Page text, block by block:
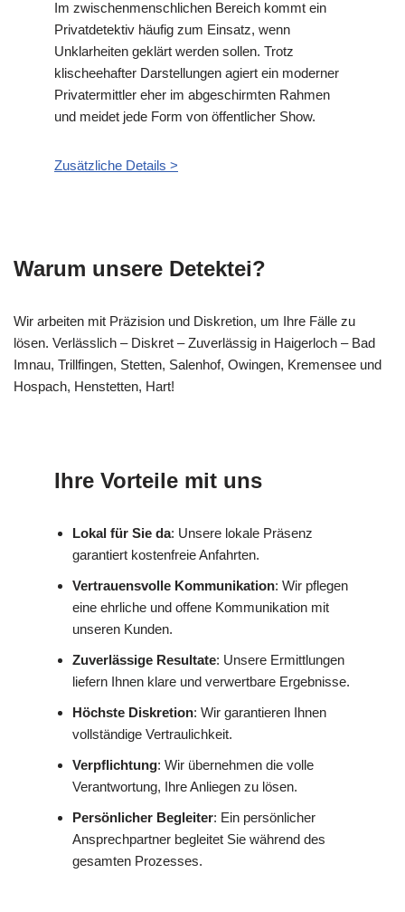
Im zwischenmenschlichen Bereich kommt ein
Privatdetektiv häufig zum Einsatz, wenn
Unklarheiten geklärt werden sollen. Trotz
klischeehafter Darstellungen agiert ein moderner
Privatermittler eher im abgeschirmten Rahmen
und meidet jede Form von öffentlicher Show.
Zusätzliche Details >
Warum unsere Detektei?
Wir arbeiten mit Präzision und Diskretion, um Ihre Fälle zu
lösen. Verlässlich – Diskret – Zuverlässig in Haigerloch – Bad
Imnau, Trillfingen, Stetten, Salenhof, Owingen, Kremensee und
Hospach, Henstetten, Hart!
Ihre Vorteile mit uns
Lokal für Sie da: Unsere lokale Präsenz
garantiert kostenfreie Anfahrten.
Vertrauensvolle Kommunikation: Wir pflegen
eine ehrliche und offene Kommunikation mit
unseren Kunden.
Zuverlässige Resultate: Unsere Ermittlungen
liefern Ihnen klare und verwertbare Ergebnisse.
Höchste Diskretion: Wir garantieren Ihnen
vollständige Vertraulichkeit.
Verpflichtung: Wir übernehmen die volle
Verantwortung, Ihre Anliegen zu lösen.
Persönlicher Begleiter: Ein persönlicher
Ansprechpartner begleitet Sie während des
gesamten Prozesses.